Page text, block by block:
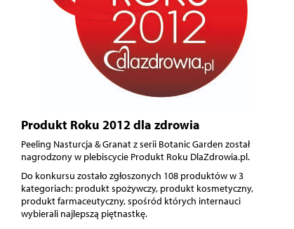
Produkt Roku 2012 dla zdrowia
Peeling Nasturcja & Granat z serii Botanic Garden został
nagrodzony w plebiscycie Produkt Roku DlaZdrowia.pl.
Do konkursu zostało zgłoszonych 108 produktów w 3
kategoriach: produkt spożywczy, produkt kosmetyczny,
produkt farmaceutyczny, spośród których internauci
wybierali najlepszą piętnastkę.